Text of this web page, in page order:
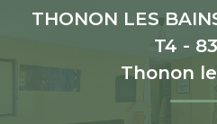
ESTIMER
THONON LES
T4 -
Thonon